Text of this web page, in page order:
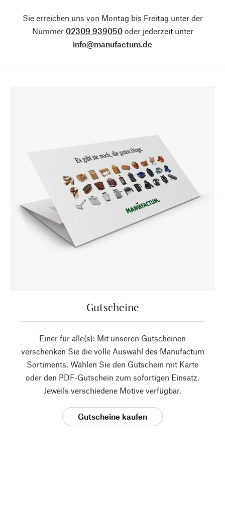
Sie erreichen uns von Montag bis Freitag unter der
Nummer 02309 939050oder jederzeit unter
info@manufactum.de
Gutscheine
Einer für alle(s): Mit unseren Gutscheinen
verschenken Sie die volle Auswahl des Manufactum
Sortiments. Wählen Sie den Gutschein mit Karte
oder den PDF-Gutschein zum sofortigen Einsatz.
Jeweils verschiedene Motive verfügbar.
Gutscheine kaufen